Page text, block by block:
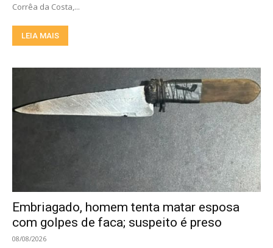
Corrêa da Costa,...
LEIA MAIS
Embriagado, homem tenta matar esposa
com golpes de faca; suspeito é preso
08/08/2026